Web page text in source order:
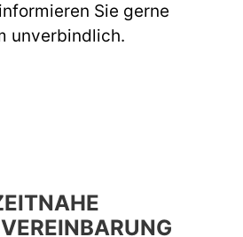
Sie gerne
unverbindlich.